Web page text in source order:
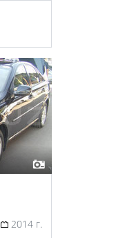
2014 г.